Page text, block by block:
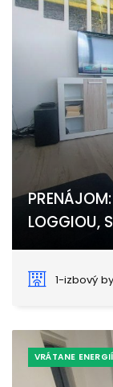
LOGGIOU,
1-izbový
VRÁTANE ENERGIÍ